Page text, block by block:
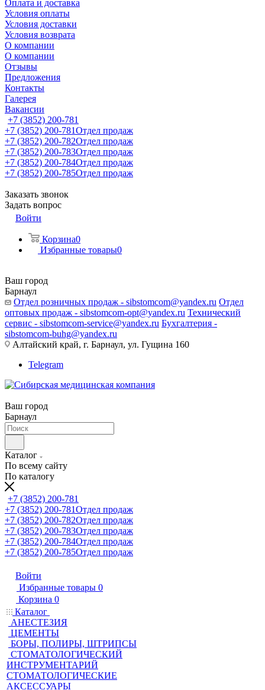
Оплата и доставка
Условия оплаты
Условия доставки
Условия возврата
О компании
О компании
Отзывы
Предложения
Контакты
Галерея
Вакансии
+7 (3852) 200-781
+7 (3852) 200-781Отдел продаж
+7 (3852) 200-782Отдел продаж
+7 (3852) 200-783Отдел продаж
+7 (3852) 200-784Отдел продаж
+7 (3852) 200-785Отдел продаж
Заказать звонок
Задать вопрос
Войти
Корзина0
Избранные товары0
Ваш город
Барнаул
Отдел розничных продаж - sibstomcom@yandex.ru Отдел
оптовых продаж - sibstomcom-opt@yandex.ru Технический
сервис - sibstomcom-service@yandex.ru Бухгалтерия -
sibstomcom-buhg@yandex.ru
Алтайский край, г. Барнаул, ул. Гущина 160
Telegram
Ваш город
Барнаул
Каталог
По всему сайту
По каталогу
+7 (3852) 200-781
+7 (3852) 200-781Отдел продаж
+7 (3852) 200-782Отдел продаж
+7 (3852) 200-783Отдел продаж
+7 (3852) 200-784Отдел продаж
+7 (3852) 200-785Отдел продаж
Войти
Избранные товары 0
Корзина 0
Каталог
АНЕСТЕЗИЯ
ЦЕМЕНТЫ
БОРЫ, ПОЛИРЫ, ШТРИПСЫ
СТОМАТОЛОГИЧЕСКИЙ
ИНСТРУМЕНТАРИЙ
СТОМАТОЛОГИЧЕСКИЕ
АКСЕССУАРЫ